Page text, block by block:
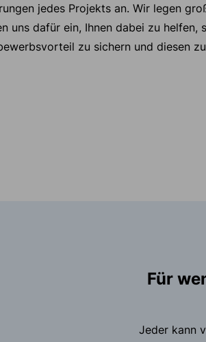
jedes Projekts an. Wir legen
uns dafür ein, Ihnen dabei zu helfen,
zu sichern und diesen
by email
Für
Jeder kann